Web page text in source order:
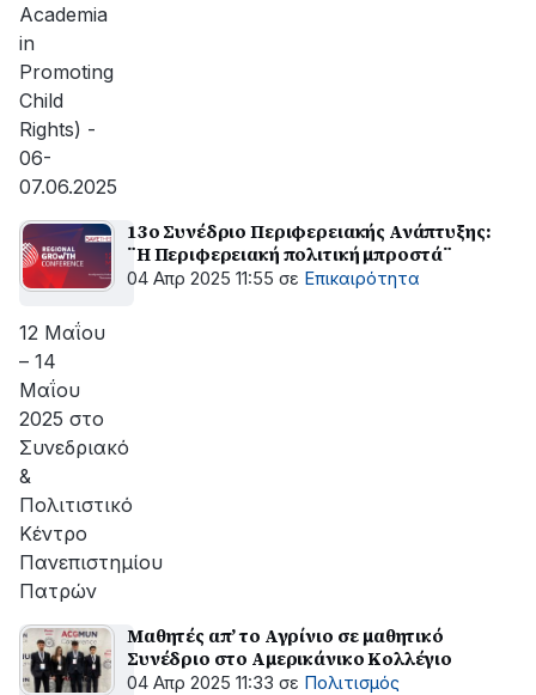
Academia
in
Promoting
Child
Rights) -
06-
07.06.2025
13ο Συνέδριο Περιφερειακής Ανάπτυξης:
¨Η Περιφερειακή πολιτική μπροστά¨
04 Απρ 2025 11:55 σε Επικαιρότητα
12 Μαΐου
– 14
Μαΐου
2025 στο
Συνεδριακό
&
Πολιτιστικό
Κέντρο
Πανεπιστημίου
Πατρών
Μαθητές απ’ το Αγρίνιο σε μαθητικό
Συνέδριο στο Αμερικάνικο Κολλέγιο
04 Απρ 2025 11:33 σε Πολιτισμός